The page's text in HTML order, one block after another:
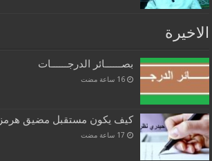
الاخيرة
بصــــــائر الدرجــــــات
‏16 ساعة مضت
كيف يكون مستقبل مضيق هرمز